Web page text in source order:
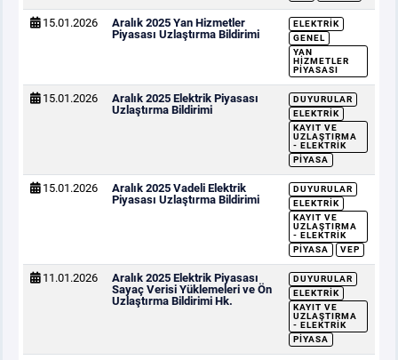
15.01.2026
Aralık 2025 Yan Hizmetler
Piyasası Uzlaştırma Bildirimi
ELEKTRIK
GENEL
YAN
HIZMETLER
PIYASASI
15.01.2026
Aralık 2025 Elektrik Piyasası
Uzlaştırma Bildirimi
DUYURULAR
ELEKTRIK
KAYIT VE
UZLAŞTIRMA
- ELEKTRIK
PIYASA
15.01.2026
Aralık 2025 Vadeli Elektrik
Piyasası Uzlaştırma Bildirimi
DUYURULAR
ELEKTRIK
KAYIT VE
UZLAŞTIRMA
- ELEKTRIK
PIYASA
VEP
11.01.2026
Aralık 2025 Elektrik Piyasası
Sayaç Verisi Yüklemeleri ve Ön
Uzlaştırma Bildirimi Hk.
DUYURULAR
ELEKTRIK
KAYIT VE
UZLAŞTIRMA
- ELEKTRIK
PIYASA